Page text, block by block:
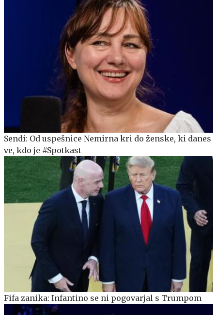
Sendi: Od uspešnice Nemirna kri do ženske, ki danes
ve, kdo je #Spotkast
Fifa zanika: Infantino se ni pogovarjal s Trumpom